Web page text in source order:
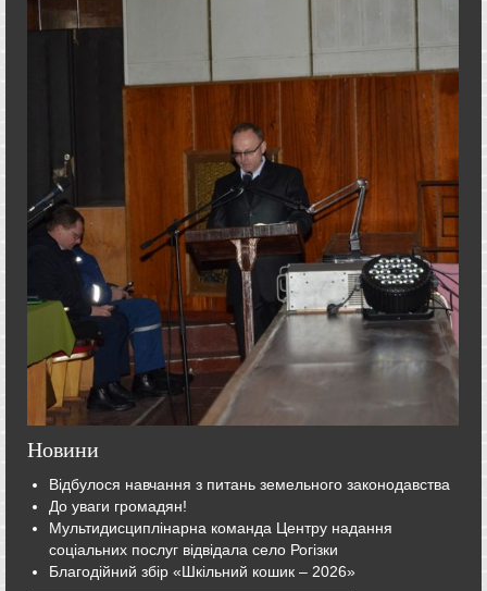
Новини
Відбулося навчання з питань земельного законодавства
До уваги громадян!
Мультидисциплінарна команда Центру надання
соціальних послуг відвідала село Рогізки
Благодійний збір «Шкільний кошик – 2026»